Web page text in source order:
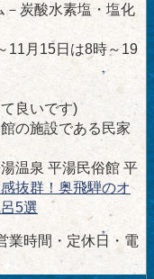
炭酸水素塩・塩化
月15日は8時～19
良いです)
の施設である民家
温泉 平湯民俗館 平
抜群！奥飛騨のオ
5選
時間・定休日・電